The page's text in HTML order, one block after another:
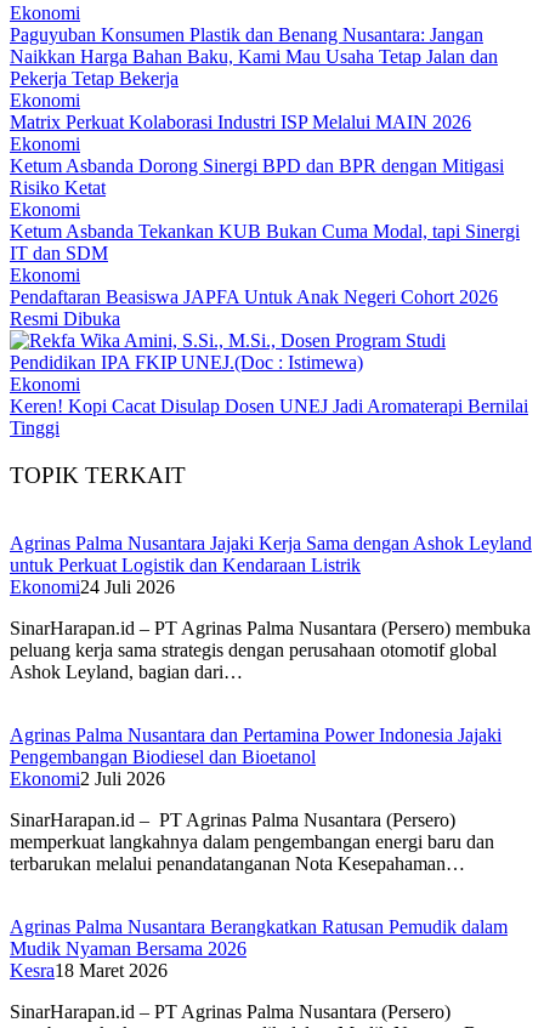
Ekonomi
Paguyuban Konsumen Plastik dan Benang Nusantara: Jangan
Naikkan Harga Bahan Baku, Kami Mau Usaha Tetap Jalan dan
Pekerja Tetap Bekerja
Ekonomi
Matrix Perkuat Kolaborasi Industri ISP Melalui MAIN 2026
Ekonomi
Ketum Asbanda Dorong Sinergi BPD dan BPR dengan Mitigasi
Risiko Ketat
Ekonomi
Ketum Asbanda Tekankan KUB Bukan Cuma Modal, tapi Sinergi
IT dan SDM
Ekonomi
Pendaftaran Beasiswa JAPFA Untuk Anak Negeri Cohort 2026
Resmi Dibuka
Ekonomi
Keren! Kopi Cacat Disulap Dosen UNEJ Jadi Aromaterapi Bernilai
Tinggi
TOPIK TERKAIT
Agrinas Palma Nusantara Jajaki Kerja Sama dengan Ashok Leyland
untuk Perkuat Logistik dan Kendaraan Listrik
Ekonomi24 Juli 2026
SinarHarapan.id – PT Agrinas Palma Nusantara (Persero) membuka
peluang kerja sama strategis dengan perusahaan otomotif global
Ashok Leyland, bagian dari…
Agrinas Palma Nusantara dan Pertamina Power Indonesia Jajaki
Pengembangan Biodiesel dan Bioetanol
Ekonomi2 Juli 2026
SinarHarapan.id – PT Agrinas Palma Nusantara (Persero)
memperkuat langkahnya dalam pengembangan energi baru dan
terbarukan melalui penandatanganan Nota Kesepahaman…
Agrinas Palma Nusantara Berangkatkan Ratusan Pemudik dalam
Mudik Nyaman Bersama 2026
Kesra18 Maret 2026
SinarHarapan.id – PT Agrinas Palma Nusantara (Persero)